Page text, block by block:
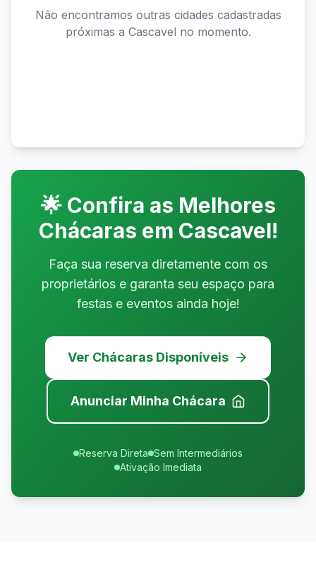
Não encontramos outras cidades cadastradas
próximas a Cascavel no momento.
🌟 Confira as Melhores
Chácaras em Cascavel!
Faça sua reserva diretamente com os
proprietários e garanta seu espaço para
festas e eventos ainda hoje!
Ver Chácaras Disponíveis
Anunciar Minha Chácara
Reserva Direta Sem Intermediários
Ativação Imediata